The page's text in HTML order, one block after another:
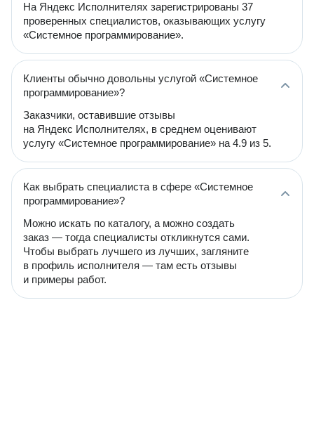
На Яндекс Исполнителях зарегистрированы 37
проверенных специалистов, оказывающих услугу
«Системное программирование».
Клиенты обычно довольны услугой «Системное
программирование»?
Заказчики, оставившие отзывы
на Яндекс Исполнителях, в среднем оценивают
услугу «Системное программирование» на 4.9 из 5.
Как выбрать специалиста в сфере «Системное
программирование»?
Можно искать по каталогу, а можно создать
заказ — тогда специалисты откликнутся сами.
Чтобы выбрать лучшего из лучших, загляните
в профиль исполнителя — там есть отзывы
и примеры работ.